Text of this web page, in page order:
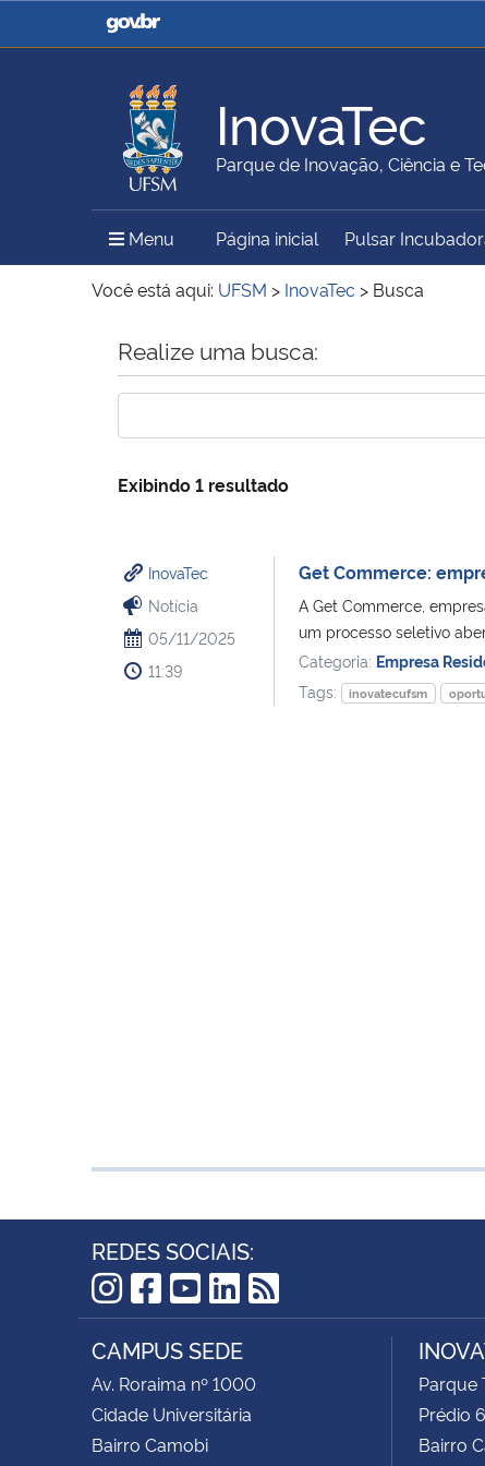
Casa Civil
Ministério da Justiça e
Ministério da Agricultura,
Pecuária e Abastecimento
Ministério da Educação
Ministério do Meio Ambiente Ministério do Turismo
InovaTec
Parque de Inovação, Ciência e
Menu Menu Principal do Sítio
Página inicial Pulsar
Você está aqui: UFSM > InovaTec > Busca
Início do conteúdo
Realize uma busca:
Exibindo 1 resultado
InovaTec
Notícia
05/11/2025
11:39
Get Commerce:
A Get Commerce,
um processo seletivo
Categoria: Empresa
Tags:
inovatecufsm
REDES SOCIAIS:
Instagram
Facebook
YouTube
LinkedIn
RSS
CAMPUS SEDE
Av. Roraima nº 1000
Cidade Universitária
Bairro Camobi
Parque
Prédio
Bairro